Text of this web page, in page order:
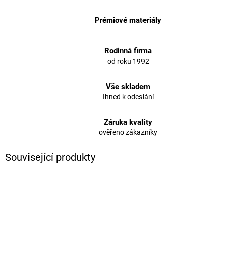
Prémiové materiály
Rodinná firma
od roku 1992
Vše skladem
Ihned k odeslání
Záruka kvality
ověřeno zákazníky
Související produkty